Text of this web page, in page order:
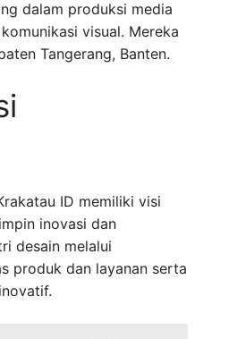
dalam produksi media
visual. Mereka
Tangerang, Banten.
ID memiliki visi
inovasi dan
desain melalui
produk dan layanan serta